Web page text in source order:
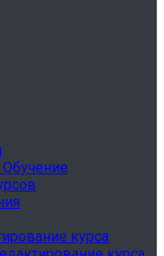
курса